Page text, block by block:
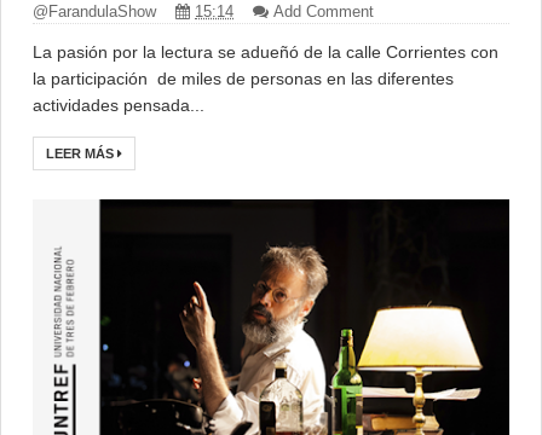
@FarandulaShow 15:14 Add Comment
La pasión por la lectura se adueñó de la calle Corrientes con
la participación de miles de personas en las diferentes
actividades pensada...
LEER MÁS